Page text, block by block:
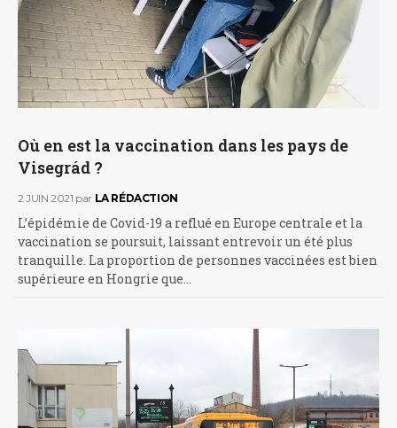
Où en est la vaccination dans les pays de
Visegrád ?
2 JUIN 2021 par LA RÉDACTION
L’épidémie de Covid-19 a reflué en Europe centrale et la
vaccination se poursuit, laissant entrevoir un été plus
tranquille. La proportion de personnes vaccinées est bien
supérieure en Hongrie que…